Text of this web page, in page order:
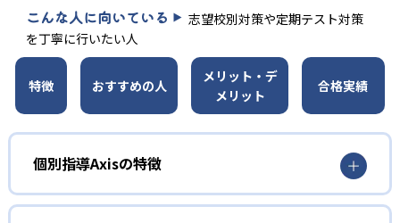
こんな人に向いている
志望校別対策や定期テスト対策
を丁寧に行いたい人
特徴 おすすめの人
メリット・デ
メリット
合格実績
個別指導Axisの特徴
AI教材と個別指導で自立学習力アップ